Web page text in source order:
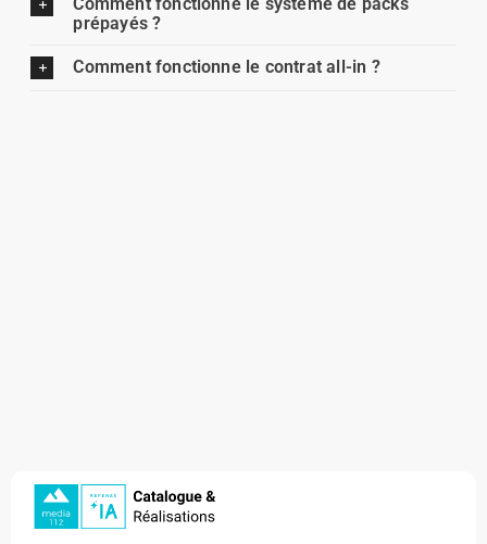
prépayés ?
Comment fonctionne le contrat all-in ?